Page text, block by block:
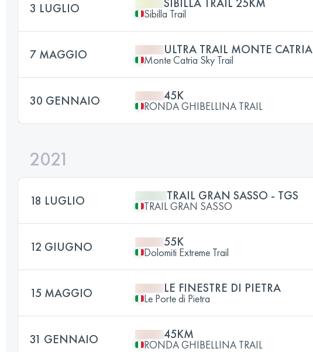
3 LUGLIO Sibilla Trail
7 MAGGIO ULTRA TRAIL MONTE CATRIA
Monte Catria Sky Trail
30 GENNAIO 45K
RONDA GHIBELLINA TRAIL
2021
18 LUGLIO TRAIL GRAN SASSO - TGS
TRAIL GRAN SASSO
12 GIUGNO 55K
Dolomiti Extreme Trail
15 MAGGIO LE FINESTRE DI PIETRA
Le Porte di Pietra
31 GENNAIO 45KM
RONDA GHIBELLINA TRAIL